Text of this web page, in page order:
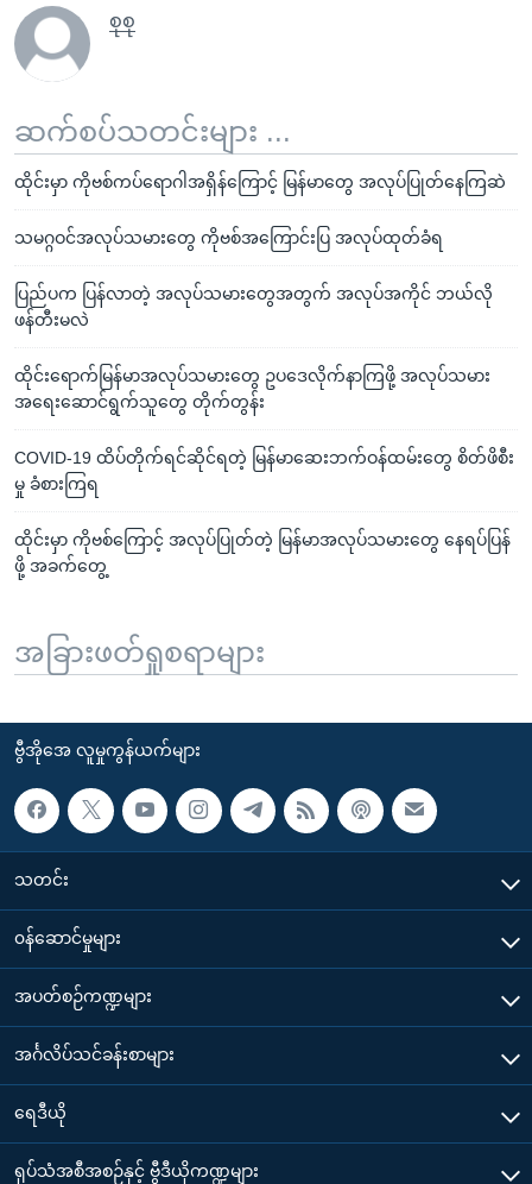
စုစု
ဆက်စပ်သတင်းများ ...
ထိုင်းမှာ ကိုဗစ်ကပ်ရောဂါအရှိန်ကြောင့် မြန်မာတွေ အလုပ်ပြုတ်နေကြဆဲ
သမဂ္ဂဝင်အလုပ်သမားတွေ ကိုဗစ်အကြောင်းပြ အလုပ်ထုတ်ခံရ
ပြည်ပက ပြန်လာတဲ့ အလုပ်သမားတွေအတွက် အလုပ်အကိုင် ဘယ်လို
ဖန်တီးမလဲ
ထိုင်းရောက်မြန်မာအလုပ်သမားတွေ ဥပဒေလိုက်နာကြဖို့ အလုပ်သမား
အရေးဆောင်ရွက်သူတွေ တိုက်တွန်း
COVID-19 ထိပ်တိုက်ရင်ဆိုင်ရတဲ့ မြန်မာဆေးဘက်ဝန်ထမ်းတွေ စိတ်ဖိစီး
မှု ခံစားကြရ
ထိုင်းမှာ ကိုဗစ်ကြောင့် အလုပ်ပြုတ်တဲ့ မြန်မာအလုပ်သမားတွေ နေရပ်ပြန်
ဖို့ အခက်တွေ့
အခြားဖတ်ရှုစရာများ
ဗွီအိုအေ လူမှုကွန်ယက်များ
သတင်း
၀န်ဆောင်မှုများ
အပတ်စဉ်ကဏ္ဍများ
အင်္ဂလိပ်သင်ခန်းစာများ
ရေဒီယို
ရုပ်သံအစီအစဉ်နှင့် ဗွီဒီယိုကဏ္ဍများ